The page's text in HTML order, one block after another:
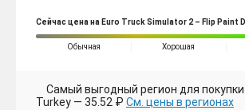
Сейчас цена на Euro Truck Simulator 2 – Flip Paint
Обычная Хорошая
Самый выгодный регион для
Turkey — 35.52 ₽ См. цены в регионах